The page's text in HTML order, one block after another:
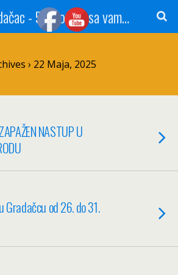
Radio Gradačac - 56 godina sa vama...
› 22 Maja, 2025
NASTUP U
Gradačcu od 26. do 31.